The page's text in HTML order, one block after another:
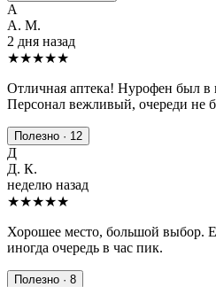
А
А. М.
2 дня назад
★★★★★
Отличная аптека! Нурофен был в
Персонал вежливый, очереди не
Полезно · 12
Д
Д. К.
неделю назад
★★★★★
Хорошее место, большой выбор.
иногда очередь в час пик.
Полезно · 8